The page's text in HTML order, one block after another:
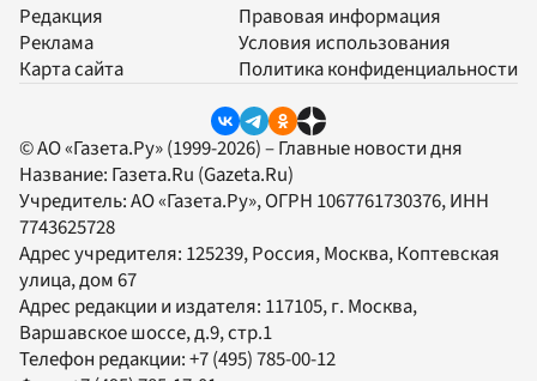
Редакция
Реклама
Карта сайта
Правовая информация
Условия использования
Политика конфиденциальности
© АО «Газета.Ру» (1999-2026) – Главные новости дня
Название: Газета.Ru (Gazeta.Ru)
Учредитель:АО «Газета.Ру», ОГРН 1067761730376, ИНН
7743625728
Адрес учредителя: 125239, Россия, Москва, Коптевская
улица, дом 67
Адрес редакции и издателя: 117105, г. Москва,
Варшавское шоссе, д.9, стр.1
Телефон редакции:+7 (495) 785-00-12